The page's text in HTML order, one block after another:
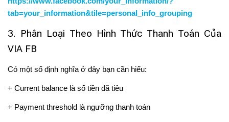
tab=your_information&tile=personal_info_grouping
3. Phân Loại Theo Hình Thức Thanh Toán Của
VIA FB
Có một số định nghĩa ở đây bạn cần hiểu:
+ Current balance là số tiền đã tiêu
+ Payment threshold là ngưỡng thanh toán